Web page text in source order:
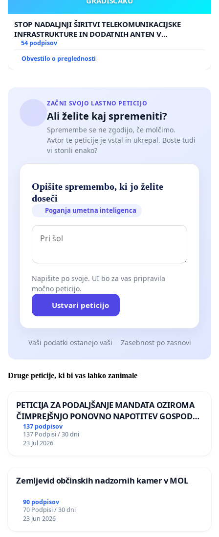
veliko, samo povabite someščane k dialogu!
Pozivamo vas, da v teh časih ekstremnih okoljskih
sprememb, ko je vsako drevo, vsak meter zelenja
življenjsko pomemben, zaustavite in ponovno
bogastvo, ki ga imamo in ki ga želimo ohraniti.
STOP NADALJNJI ŠIRITVI TELEKOMUNIKACIJSKE
INFRASTRUKTURE IN DODATNIH ANTEN V
GRADIŠČAKU
54 podpisov
Obvestilo o preglednosti
ZAČNI SVOJO LASTNO PETICIJO
Ali želite kaj spremeniti?
Spremembe se ne zgodijo, če molčimo.
Avtor te peticije je vstal in ukrepal. Boste tudi
vi storili enako?
Opišite spremembo, ki jo želite
doseči
Poganja umetna inteligenca
Napišite po svoje. UI bo za vas pripravila
močno peticijo.
Ustvari peticijo
Vaši podatki ostanejo vaši Zasebnost po zasnovi
Druge peticije, ki bi vas lahko zanimale
PETICIJA ZA PODALJŠANJE MANDATA OZIROMA
ČIMPREJŠNJO PONOVNO NAPOTITEV GOSPODA
BERNARDA ŠRAJNERJA NA VELEPOSLANIŠTVO
REPUBLIKE SLOVENIJE V MOSKVI
137 podpisov
137 Podpisi / 30 dni
23 Jul 2026
Zemljevid občinskih nadzornih kamer v MOL
90 podpisov
70 Podpisi / 30 dni
23 Jun 2026